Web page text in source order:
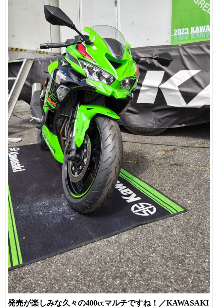
発売が楽しみな久々の400ccマルチですね！／KAWASAKI